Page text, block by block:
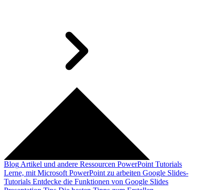
Blog Artikel und andere Ressourcen PowerPoint Tutorials
Lerne, mit Microsoft PowerPoint zu arbeiten Google Slides-
Tutorials Entdecke die Funktionen von Google Slides